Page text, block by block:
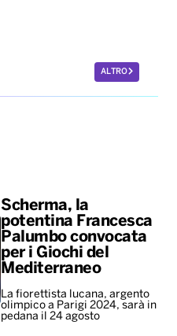
ALTRO
Scherma, la
potentina Francesca
Palumbo convocata
per i Giochi del
Mediterraneo
La fiorettista lucana, argento
olimpico a Parigi 2024, sarà in
pedana il 24 agosto